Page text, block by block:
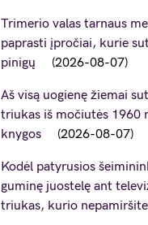
Trimerio valas tarnaus
paprasti įpročiai, kurie
pinigų
2026-08-07
Aš visą uogienę žiemai
triukas iš močiutės 1960
knygos
2026-08-07
Kodėl patyrusios
guminę juostelę ant
triukas, kurio nepamiršite